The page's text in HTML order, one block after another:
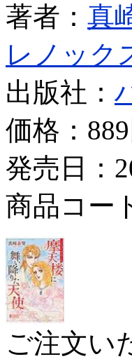
著者： 真
レノック
出版社：
価格：
発売日：
商品コー
ご注文い